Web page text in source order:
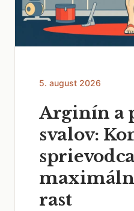
5. august 2026
Arginín a
svalov:
rast